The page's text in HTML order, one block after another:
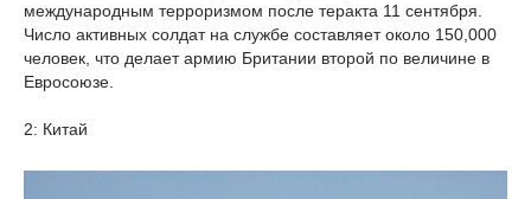
международным терроризмом после теракта 11 сентября.
Число активных солдат на службе составляет около 150,000
человек, что делает армию Британии второй по величине в
Евросоюзе.
2: Китай